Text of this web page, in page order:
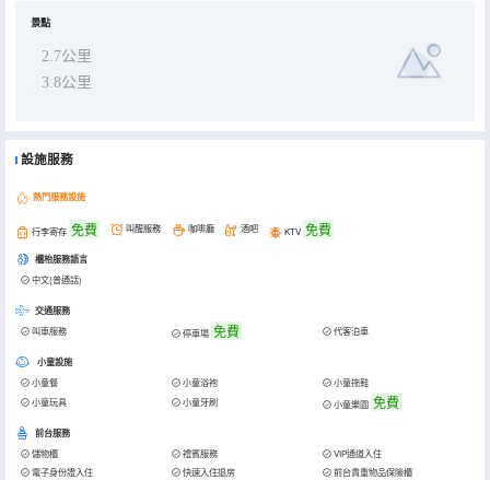
景點
2.7公里
3.8公里
設施服務
熱門服務設施
行李寄存 免費 叫醒服務 咖啡廳 酒吧 KTV 免費
櫃枱服務語言
中文(普通話)
交通服務
叫車服務 停車場 免費 代客泊車
小童設施
小童餐 小童浴袍
小童拖鞋
小童玩具
小童牙刷 小童樂園 免費
前台服務
儲物櫃 禮賓服務
VIP通道入住
電子身份證入住
快速入住退房 前台貴重物品保險櫃